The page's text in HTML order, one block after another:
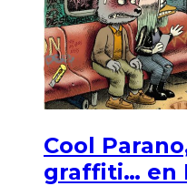
Cool
graffiti… en